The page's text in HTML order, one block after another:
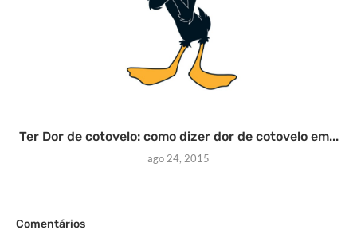
Ter Dor de cotovelo: como dizer dor de cotovelo em...
ago 24, 2015
Comentários